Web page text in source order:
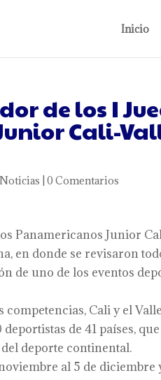
Inicio
de los I
Cali-
Noticias |0 Comentarios
Panamericanos Junior
en donde se revisaron
de uno de los eventos
Cali y el
de 41 países,
deporte continental.
al 5 de